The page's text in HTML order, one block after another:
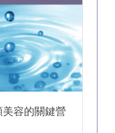
容的關鍵營